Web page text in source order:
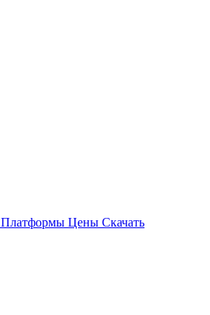
Платформы Цены Скачать